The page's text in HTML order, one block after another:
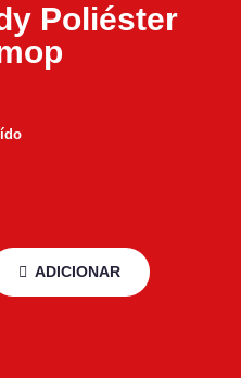
Poliéster
ADICIONAR